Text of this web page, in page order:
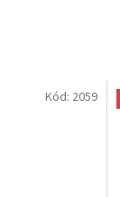
Kód: 2059